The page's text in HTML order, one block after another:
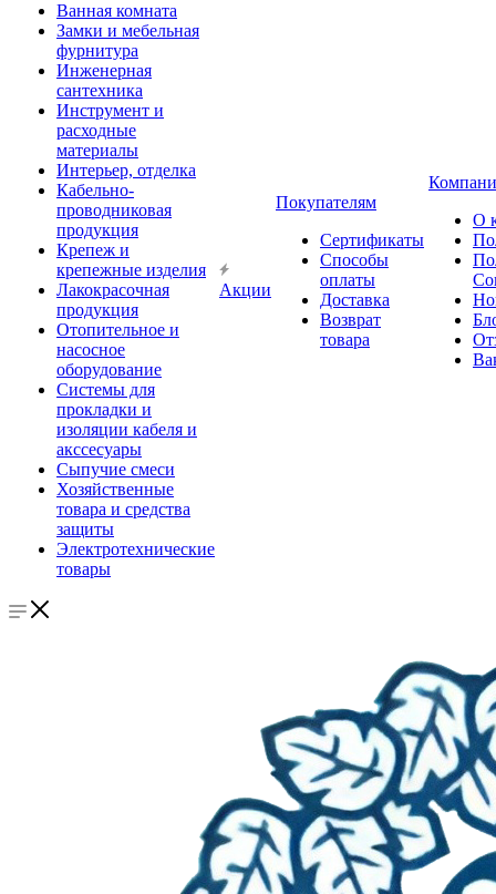
Ванная комната
Замки и мебельная
фурнитура
Инженерная
сантехника
Инструмент и
расходные
материалы
Интерьер, отделка
Кабельно-
проводниковая
продукция
Крепеж и
крепежные изделия
Лакокрасочная
продукция
Отопительное и
насосное
оборудование
Системы для
прокладки и
изоляции кабеля и
акссесуары
Сыпучие смеси
Хозяйственные
товара и средства
защиты
Электротехнические
товары
Акции
Покупателям
Сертификаты
Способы
оплаты
Доставка
Возврат
товара
О